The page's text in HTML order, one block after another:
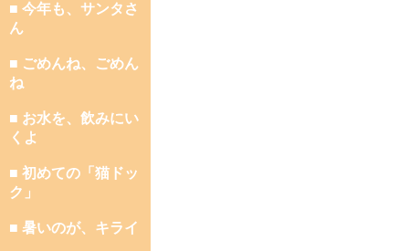
■ 今年も、サンタさ
ん
■ ごめんね、ごめん
ね
■ お水を、飲みにい
くよ
■ 初めての「猫ドッ
ク」
■ 暑いのが、キライ